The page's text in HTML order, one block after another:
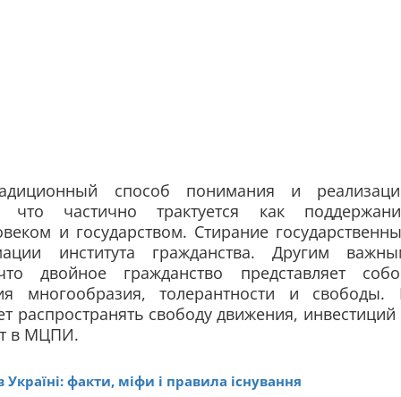
способ понимания и
что частично трактуется как
и государством. Стирание
института гражданства. Другим
двойное гражданство представляет
многообразия, толерантности и свободы.
распространять свободу движения, инвестиций
в МЦПИ.
факти, міфи і правила існування